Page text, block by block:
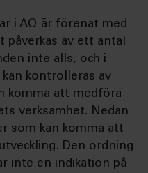
i AQ är förenat med
påverkas av ett antal
inte alls, och i
kontrolleras av
komma att medföra
verksamhet. Nedan
som kan komma att
Den ordning
inte en indikation på